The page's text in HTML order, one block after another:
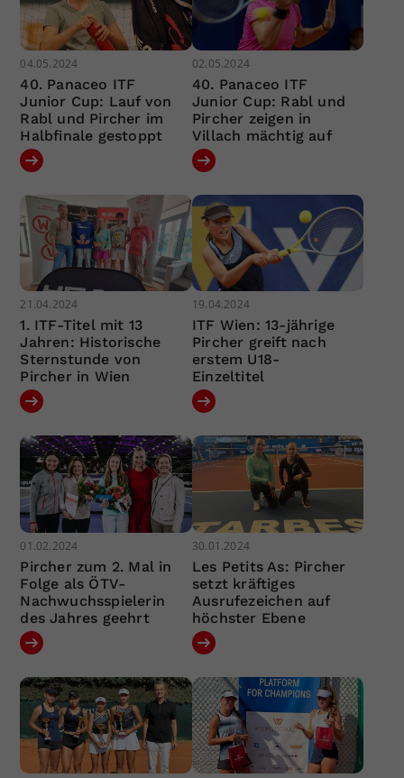
04.05.2024
40. Panaceo ITF
Junior Cup: Lauf von
Rabl und Pircher im
Halbfinale gestoppt
02.05.2024
40. Panaceo ITF
Junior Cup: Rabl und
Pircher zeigen in
Villach mächtig auf
21.04.2024
1. ITF-Titel mit 13
Jahren: Historische
Sternstunde von
Pircher in Wien
19.04.2024
ITF Wien: 13-jährige
Pircher greift nach
erstem U18-
Einzeltitel
01.02.2024
Pircher zum 2. Mal in
Folge als ÖTV-
Nachwuchsspielerin
des Jahres geehrt
30.01.2024
Les Petits As: Pircher
setzt kräftiges
Ausrufezeichen auf
höchster Ebene